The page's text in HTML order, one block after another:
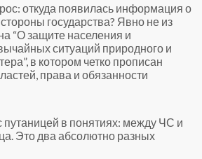
откуда появилась информация о
государства? Явно не из
“О защите населения и
ситуаций природного и
в котором четко прописан
права и обязанности
путаницей в понятиях: между ЧС и
Это два абсолютно разных